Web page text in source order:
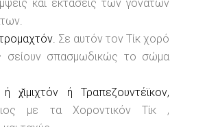
και εκτάσεις των γονάτων
Σε αυτόν τον Τίκ χορό
σείουν σπασμωδικώς το σώμα
χ̌ιμιχτόν ή Τραπεζουντέϊκον,
με τα Χοροντικόν Τίκ ,